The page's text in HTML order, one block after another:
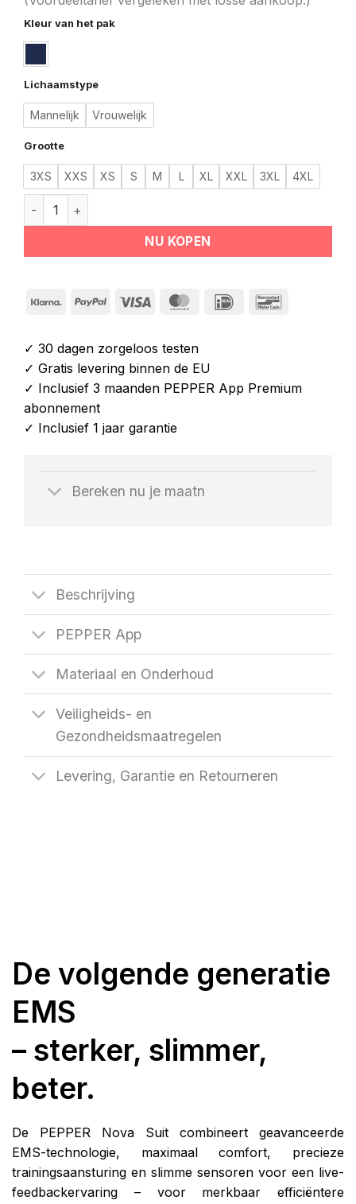
Kleur van het pak
Lichaamstype
Mannelijk Vrouwelijk
Grootte
3XS XXS XS S M L XL XXL 3XL
4XL
PEPPER NOVA EMS Pak aantal
NU KOPEN
Klarna PayPalVisa MasterCard
IDeal
✓ 30 dagen zorgeloos testen
✓ Gratis levering binnen de EU
✓ Inclusief 3 maanden PEPPER App Premium
abonnement
✓ Inclusief 1 jaar garantie
Bereken nu je maatn
Beschrijving
PEPPER App
Materiaal en Onderhoud
Veiligheids- en
Gezondheidsmaatregelen
Levering, Garantie en Retourneren
De volgende generatie
EMS
– sterker, slimmer,
beter.
De PEPPER Nova Suit combineert geavanceerde
EMS-technologie, maximaal comfort, precieze
trainingsaansturing en slimme sensoren voor een live-
feedbackervaring – voor merkbaar efficiëntere